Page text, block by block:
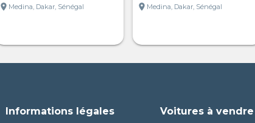
location_on Medina, Dakar, Sénégal
location_on Medina, Dakar, Sénégal
Informations légales Voitures à vendre